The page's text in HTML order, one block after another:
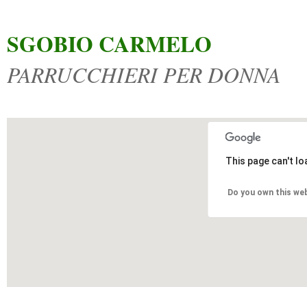
SGOBIO CARMELO
PARRUCCHIERI PER DONNA
This page can't
Do you own this